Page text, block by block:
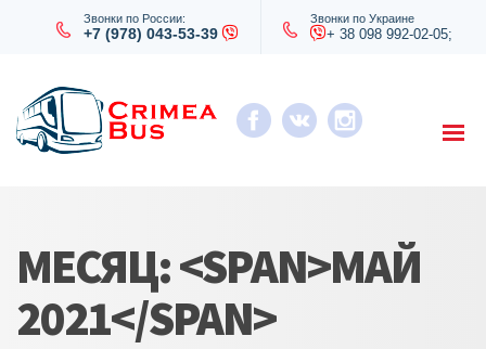
Звонки по России:
+7 (978) 043-53-39
Звонки по Украине
+ 38 098 992-02-05;
МЕСЯЦ: <SPAN>МАЙ
2021</SPAN>